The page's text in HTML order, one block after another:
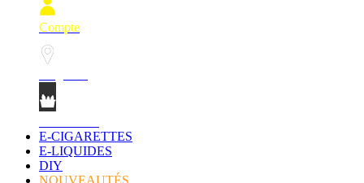
Compte
E-CIGARETTES
E-LIQUIDES
DIY
NOUVEAUTÉS